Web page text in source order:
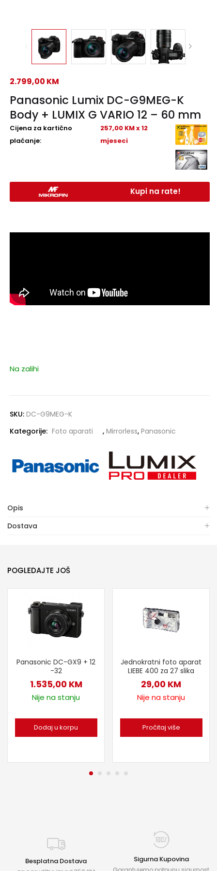
Panasonic Lumix DC-G9MEG-K
Body + LUMIX G VARIO 12 – 60 mm
2.799,00 KM
Cijena za kartično
plaćanje:
257,00 KM x 12
mjeseci
Kupi na rate!
Na zalihi
SKU: DC-G9MEG-K
Kategorije: Foto aparati , Mirrorless, Panasonic
Opis
Dostava
POGLEDAJTE JOŠ
Panasonic DC-GX9 + 12
-32
1.535,00 KM
Nije na stanju
Dodaj u korpu
Jednokratni foto aparat
LIEBE 400 za 27 slika
29,00 KM
Nije na stanju
Pročitaj više
Besplatna Dostava Sigurna Kupovina